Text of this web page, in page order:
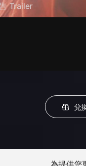
Trailer
兌
為提供您